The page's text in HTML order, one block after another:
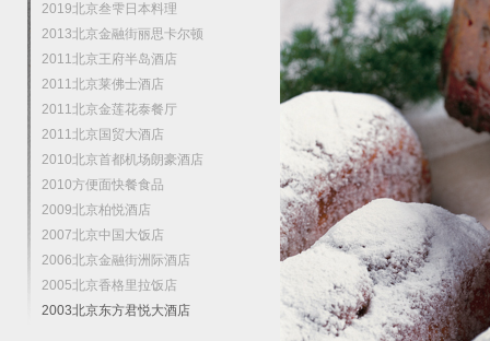
2019北京叁雫日本料理
2013北京金融街丽思卡尔顿
2011北京王府半岛酒店
2011北京莱佛士酒店
2011北京金莲花泰餐厅
2011北京国贸大酒店
2010北京首都机场朗豪酒店
2010方便面快餐食品
2009北京柏悦酒店
2007北京中国大饭店
2006北京金融街洲际酒店
2005北京香格里拉饭店
2003北京东方君悦大酒店